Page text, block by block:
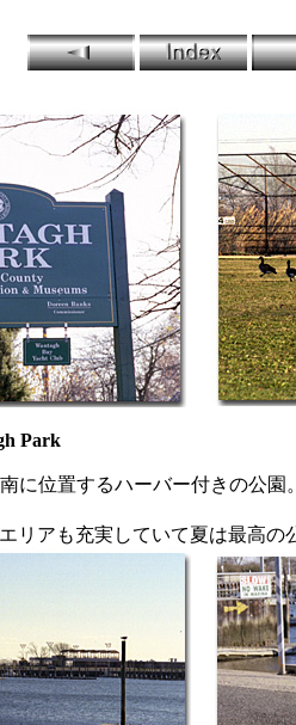
Park
に位置するハーバー付きの公
リアも充実していて夏は最高の